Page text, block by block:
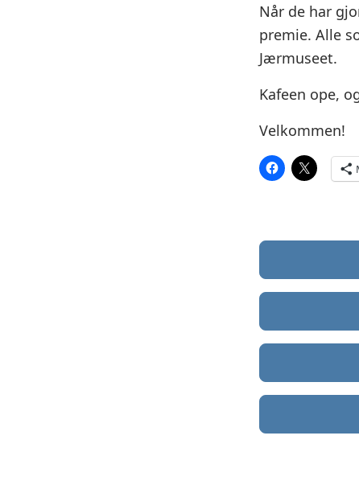
Når de har
premie. Alle
Jærmuseet.
Kafeen ope,
Velkommen!